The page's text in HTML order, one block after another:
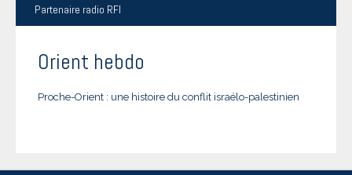
Partenaire radio RFI
Orient hebdo
Proche-Orient : une histoire du conflit israélo-palestinien